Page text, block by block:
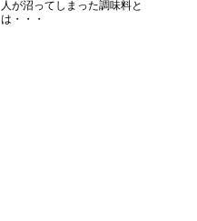
人が沼ってしまった調味料と
は・・・